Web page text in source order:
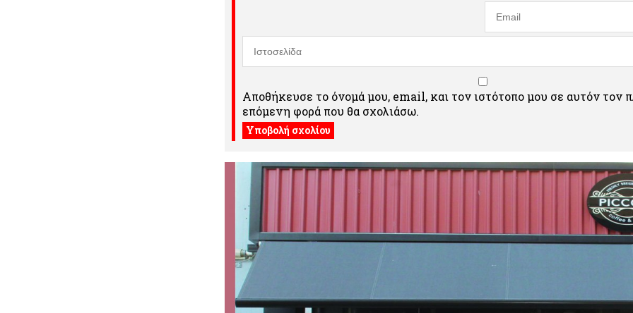
Αποθήκευσε το όνομά μου, email, και τον ιστότοπο μου σε αυτόν τον
επόμενη φορά που θα σχολιάσω.